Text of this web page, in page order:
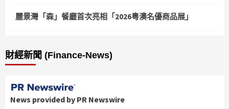
麗景灣「森」餐廳首次亮相「2026粵澳名優商品展」
財經新聞 (Finance-News)
News provided by PR Newswire